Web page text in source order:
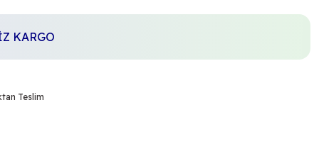
KARGO
Teslim